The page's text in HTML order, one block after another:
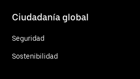
Ciudadanía global
Seguridad
Sostenibilidad